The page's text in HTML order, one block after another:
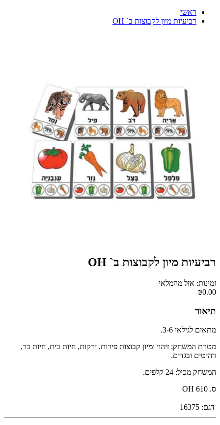
ראשי
רביעיות מיון לקבוצות ב` OH
רביעיות מיון לקבוצות ב` OH
זמינות: אזל מהמלאי
₪0.00
תיאור
מתאים לגילאי 3-6.
מטרת המשחק: זיהוי ומיון קבוצות פירות, ירקות, חיות בית, חיות בר,
רהיטים ובגדים.
המשחק מכיל: 24 קלפים.
ס. OH 610
דגם: 16375